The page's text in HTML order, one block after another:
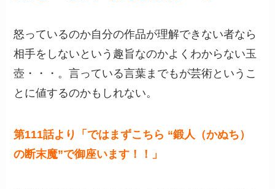
怒っているのか自分の作品が理解できない者なら
相手をしないという趣旨なのかよくわからない玉
壺・・・。言っている言葉までもが芸術というこ
とに値するのかもしれない。
第111話より「ではまずこちら “鍛人（かぬち）
の断末魔”で御座います！！」